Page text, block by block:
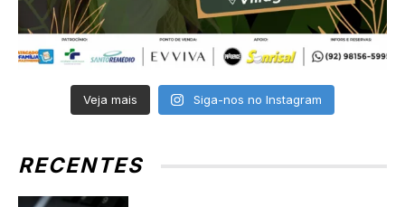
Veja mais Siga-nos no Instagram
RECENTES